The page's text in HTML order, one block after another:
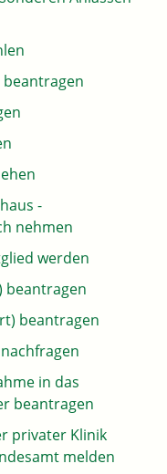
-
nehmen
werden
beantragen
beantragen
in das
beantragen
privater Klinik
melden